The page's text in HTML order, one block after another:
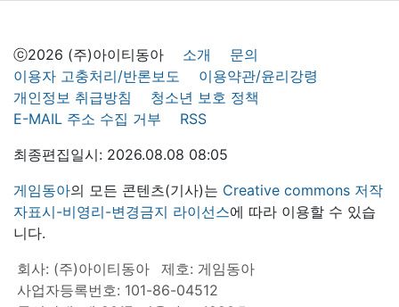
ⓒ2026 (주)아이티동아 소개
문의
이용자 고충처리/반론보도
이용약관/윤리강령
개인정보 취급방침
청소년 보호 정책
E-MAIL 주소 수집 거부
RSS
최종편집일시: 2026.08.08 08:05
게임동아의 모든 콘텐츠(기사)는 Creative commons 저작
자표시-비영리-변경금지 라이선스에 따라 이용할 수 있습
니다.
회사: (주)아이티동아
제호: 게임동아
사업자등록번호: 101-86-04512